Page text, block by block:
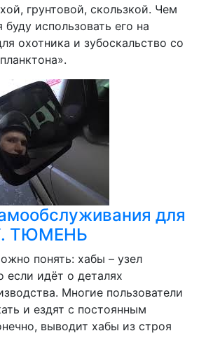
грунтовой, скользкой. Чем
буду использовать его на
охотника и зубоскальство со
для
ТЮМЕНЬ
понять: хабы – узел
если идёт о деталях
Многие пользователи
и ездят с постоянным
выводит хабы из строя